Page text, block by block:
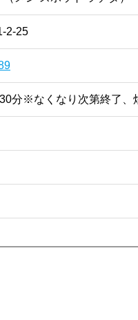
2-25
分※なくなり次第終了、